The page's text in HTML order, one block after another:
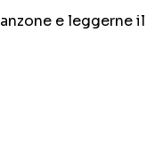
e leggerne il